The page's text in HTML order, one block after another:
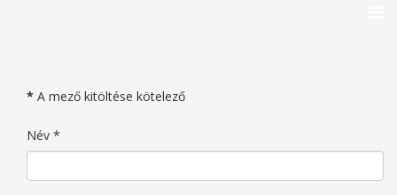
* A mező kitöltése kötelező
Név *